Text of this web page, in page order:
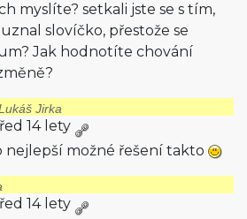
myslíte? setkali jste se s tím,
slovíčko, přestože se
Jak hodnotíte chování
Jirka
14 lety
nejlepší možné řešení takto
14 lety